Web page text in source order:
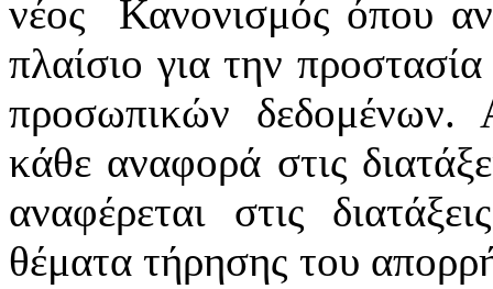
νέος
Κανονισμός όπου
πλαίσιο για την
προσωπικών
κάθε αναφορά στις
αναφέρεται στις
θέματα τήρησης του